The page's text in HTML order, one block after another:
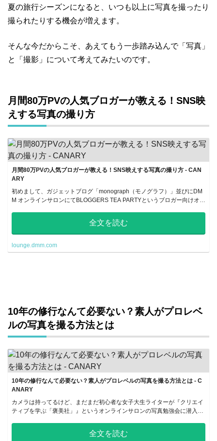
ビットコイン 連載企画
キーワード一覧
夏の旅行シーズンになると、いつも以上に写真を撮ったり
撮られたりする機会が増えます。
そんな今だからこそ、あえてもう一歩踏み込んで「写真」
と「撮影」について考えてみたいのです。
月間80万PVの人気ブロガーが教える！SNS映
えする写真の撮り方
月間80万PVの人気ブロガーが教える！SNS映えする写真の撮り方 - CAN
ARY
初めまして、ガジェットブログ「monograph（モノグラフ）」並びにDM
M オンラインサロンにてBLOGGERS TEA PARTYというブロガー向けオン
全文を読む
lounge.dmm.com
10年の修行なんて必要ない？素人がプロレベ
ルの写真を撮る方法とは
10年の修行なんて必要ない？素人がプロレベルの写真を撮る方法とは - C
ANARY
カメラは持ってるけど、まだまだ初心者な女子大生ライターが『クリエイ
ティブを学ぶ「褒美社」』というオンラインサロンの写真勉強会に潜入取
全文を読む